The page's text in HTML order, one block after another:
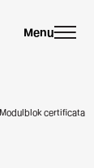
Menu
Modulblok certificata